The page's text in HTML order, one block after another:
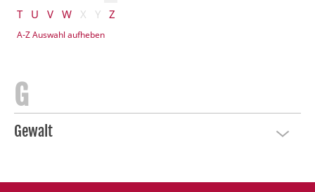
T
U V W X Y Z
A-Z Auswahl aufheben
Gewalt